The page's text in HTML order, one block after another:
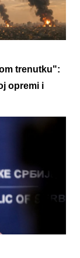
trenutku":
opremi i